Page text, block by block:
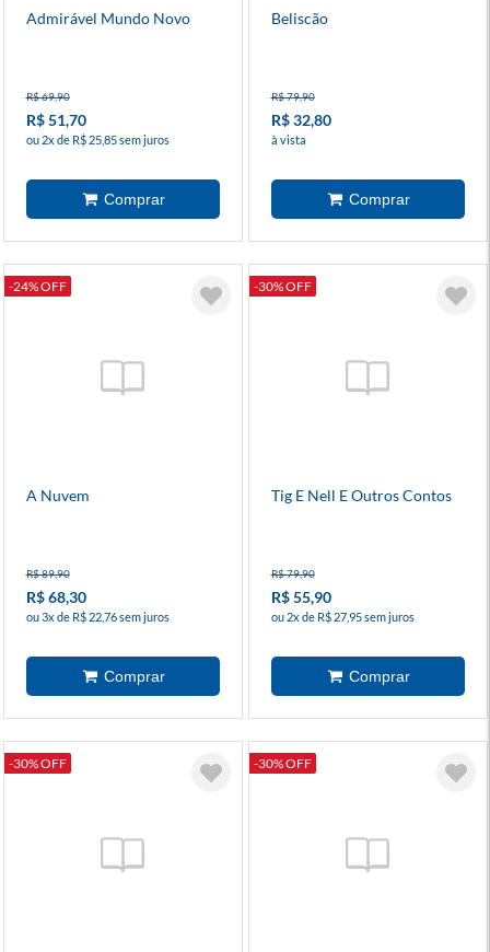
Admirável Mundo Novo
R$ 69,90
R$ 51,70
ou 2x de R$ 25,85 sem juros
Beliscão
R$ 79,90
R$ 32,80
à vista
-24% OFF
A Nuvem
R$ 89,90
R$ 68,30
ou 3x de R$ 22,76 sem juros
-30% OFF
Tig E Nell E Outros Contos
R$ 79,90
R$ 55,90
ou 2x de R$ 27,95 sem juros
-30% OFF -30% OFF